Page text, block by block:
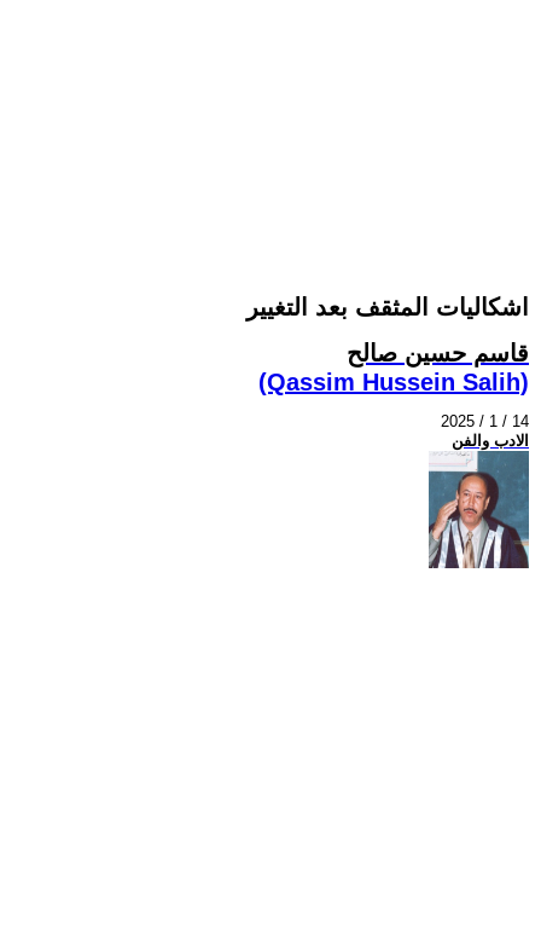
اشكاليات المثقف بعد التغيير
قاسم حسين صالح
(Qassim Hussein Salih)
2025 / 1 / 14
الادب والفن